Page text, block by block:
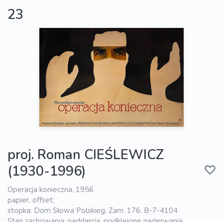
23
proj. Roman CIEŚLEWICZ
(1930-1996)
Operacja konieczna, 1956
papier, offset;
stopka: Dom Słowa Polskieg. Zam. 176. B-7-4104